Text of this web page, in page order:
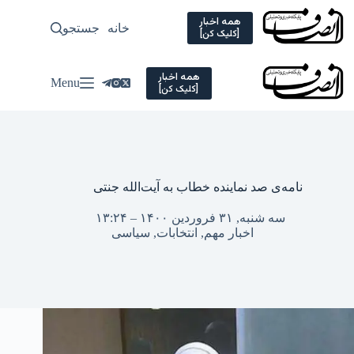
Skip
content
همه اخبار
[کلیک کن] خانه سیاسی
جستجو
همه اخبار
[کلیک کن] Menu
نامه‌ی صد نماینده خطاب به آیت‌الله جنتی
سه شنبه, ۳۱ فروردین ۱۴۰۰ – ۱۳:۲۴
اخبار مهم, انتخابات, سیاسی